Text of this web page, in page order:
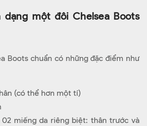
một đôi Chelsea Boots
Boots chuẩn có những đặc điểm như
(có thể hơn một tí)
02 miếng da riêng biệt: thân trước và